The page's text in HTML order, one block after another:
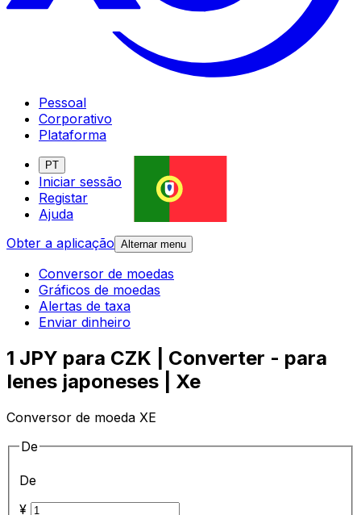
Pessoal
Corporativo
Plataforma
PT
Iniciar sessão
Registar
Ajuda
Obter a aplicação Alternar menu
Conversor de moedas
Gráficos de moedas
Alertas de taxa
Enviar dinheiro
1 JPY para CZK | Converter - para
Ienes japoneses | Xe
Conversor de moeda XE
De
De
¥